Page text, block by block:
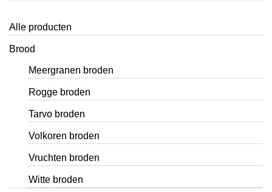
Alle producten
Brood
Meergranen broden
Rogge broden
Tarvo broden
Volkoren broden
Vruchten broden
Witte broden